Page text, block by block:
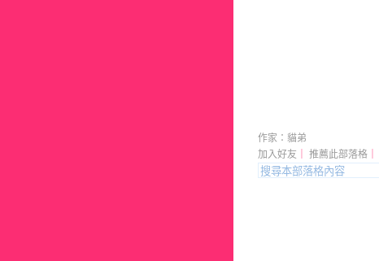
加入好友 推薦此部落格
作家：貓弟